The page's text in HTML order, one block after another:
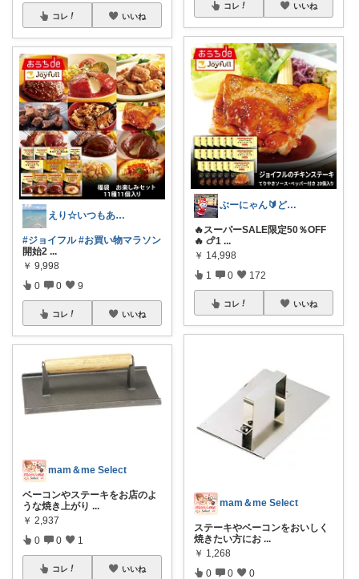
コレ いいね
えり☆いつもありがとうございます
#ジョイフル #お買い物マラソン
開始2 ...
￥ 9,998
0 0 9
コレ いいね
mam＆me Select
ベーコンやステーキをお店のよ
うな焼き上がり ...
￥ 2,937
0 0 1
コレ いいね
コレ いいね
ぶーにゃん🔰どうしたら売れるかな😭
🔥スーパーSALE限定50％OFF
🔥 🍗1 ...
￥ 14,998
1 0 172
コレ いいね
mam＆me Select
ステーキやベーコンをおいしく
焼きたい方にお ...
￥ 1,268
0 0 0